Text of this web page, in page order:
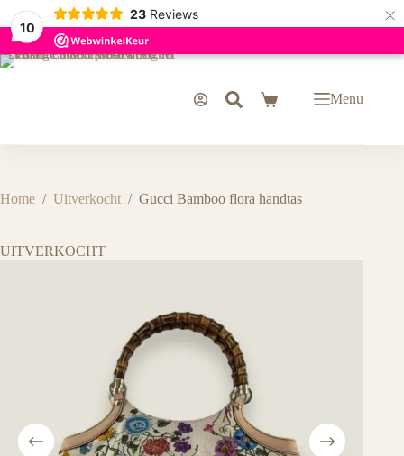
10
23 Reviews ×
Ga
WinkelwagenMenu
Home / Uitverkocht / Gucci Bamboo flora handtas
UITVERKOCHT